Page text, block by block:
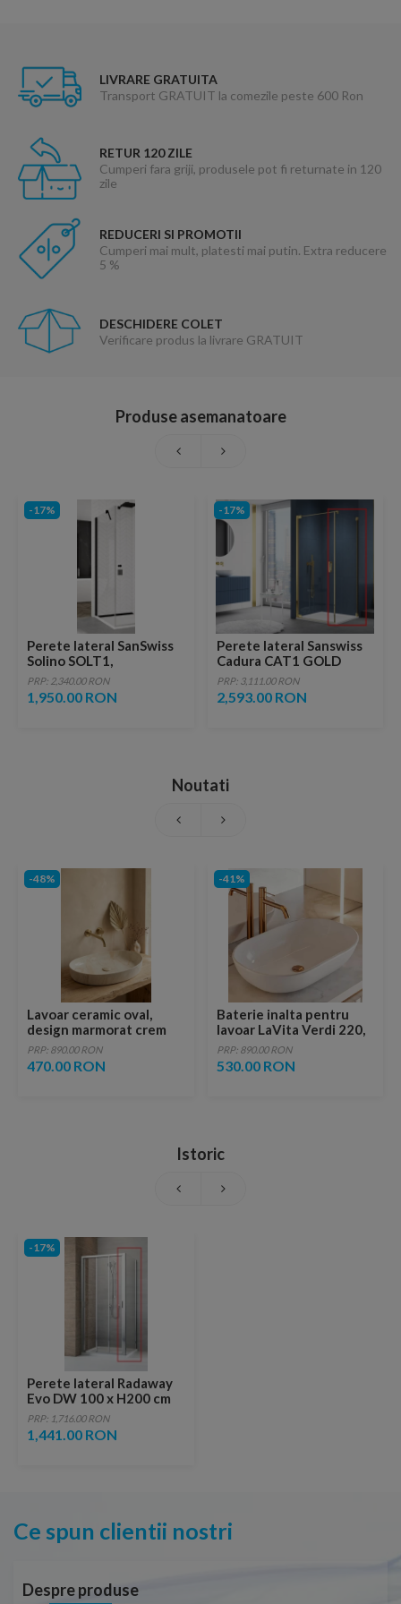
LIVRARE GRATUITA
Transport GRATUIT la comezile peste 600 Ron
RETUR 120 ZILE
Cumperi fara griji, produsele pot fi returnate in 120
zile
REDUCERI SI PROMOTII
Cumperi mai mult, platesti mai putin. Extra reducere
5 %
DESCHIDERE COLET
Verificare produs la livrare GRATUIT
Produse asemanatoare
-17%
Perete lateral SanSwiss
Solino SOLT1,
120xH198,4 cm profil
negru-mat
PRP: 2,340.00 RON
1,950.00 RON
-17%
Perete lateral Sanswiss
Cadura CAT1 GOLD
75xH200cm
PRP: 3,111.00 RON
2,593.00 RON
Noutati
-48%
Lavoar ceramic oval,
design marmorat crem
lucios cu vene aurii,
ventil inclus
PRP: 890.00 RON
470.00 RON
-41%
Baterie inalta pentru
lavoar LaVita Verdi 220,
fara ventil, brushed
copper
PRP: 890.00 RON
530.00 RON
Istoric
-17%
Perete lateral Radaway
Evo DW 100 x H200 cm
PRP: 1,716.00 RON
1,441.00 RON
Ce spun clientii nostri
Despre produse